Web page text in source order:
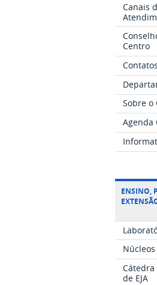
Canais
Centro
Contatos
Sobre o
Agenda
ENSINO,
Núcleos
Cátedra
de EJA